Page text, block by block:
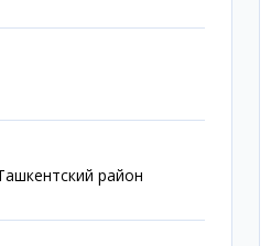
район